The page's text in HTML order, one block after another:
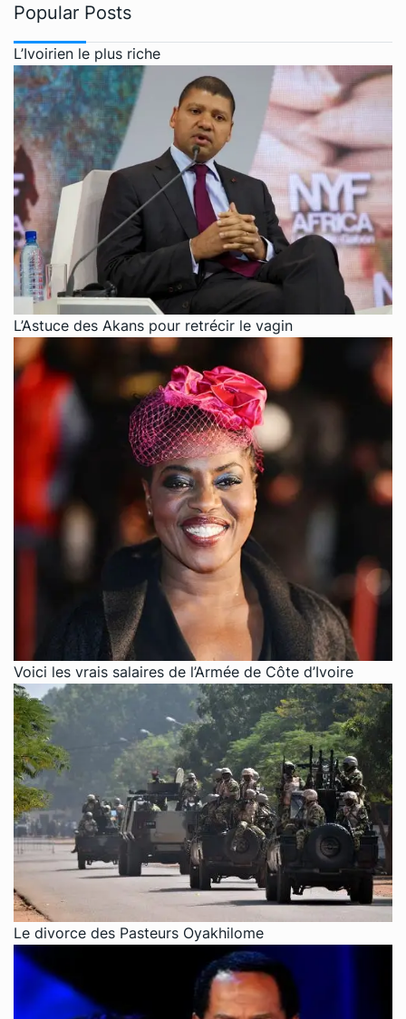
Popular Posts
L’Ivoirien le plus riche
L’Astuce des Akans pour retrécir le vagin
Voici les vrais salaires de l’Armée de Côte d’Ivoire
Le divorce des Pasteurs Oyakhilome